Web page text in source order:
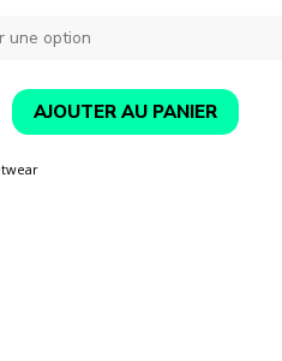
AJOUTER AU PANIER